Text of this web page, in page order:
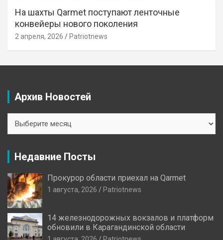
На шахты Qarmet поступают ленточные
конвейеры нового поколения
2 апреля, 2026 Patriotnews
Архив Новостей
Новостей
Недавние Посты
Прокурор области приехал на Qarmet
1 августа, 2026 Patriotnews
14 железнодорожных вокзалов и платформ
обновили в Карагандинской области